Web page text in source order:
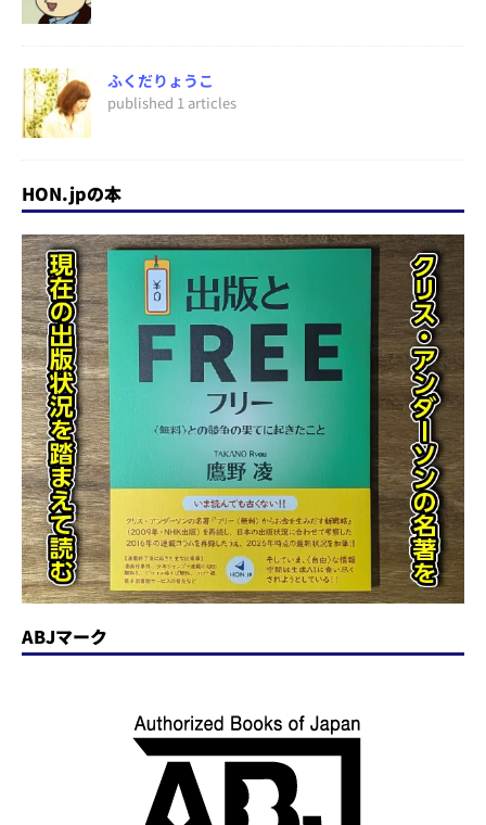
ふくだりょうこ
published 1 articles
HON.jpの本
ABJマーク